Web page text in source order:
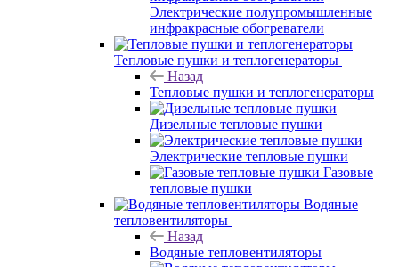
Электрические полупромышленные
инфракрасные обогреватели
Тепловые пушки и теплогенераторы
Назад
Тепловые пушки и теплогенераторы
Дизельные тепловые пушки
Электрические тепловые пушки
Газовые
тепловые пушки
Водяные
тепловентиляторы
Назад
Водяные тепловентиляторы